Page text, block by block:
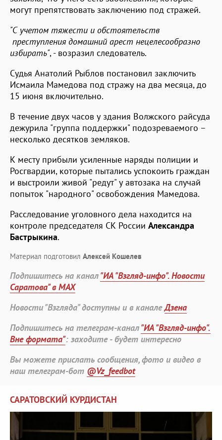
могут препятствовать заключению под стражей.
"С учетом тяжести и обстоятельств
преступления домашний арест нецелесообразно
избирать", - возразил следователь.
Судья Анатолий Рыблов постановил заключить
Исмаила Мамедова под стражу на два месяца, до
15 июня включительно.
В течение двух часов у здания Волжского райсуда
дежурила "группа поддержки" подозреваемого –
несколько десятков земляков.
К месту прибыли усиленные наряды полиции и
Росгвардии, которые пытались успокоить граждан
и выстроили живой "редут" у автозака на случай
попыток "народного" освобождения Мамедова.
Расследование уголовного дела находится на
контроле председателя СК России Александра
Бастрыкина.
Материал подготовил Алексей Кошелев
Подпишитесь на канал"ИА "Взгляд-инфо". Новости
Саратова" в MAX
Новости "Взгляда" доступны и в каналеДзена
Подпишитесь на телеграм-канал"ИА "Взгляд-инфо".
Вне формата": заходите - будет интересно
Вы можете прислать сообщения, фото и видео в
наш телеграм-бот @Vz_feedbot
САРАТОВСКИЙ КУРДИСТАН